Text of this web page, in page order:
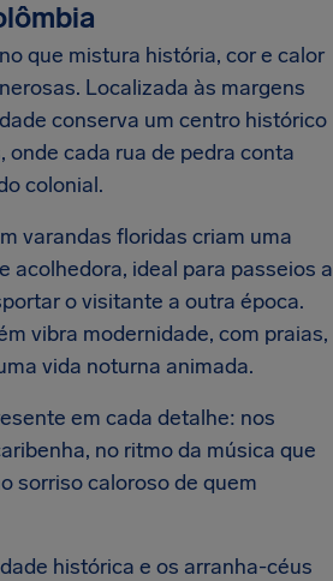
que mistura história, cor e calor
Localizada às margens
conserva um centro histórico
onde cada rua de pedra conta
colonial.
varandas floridas criam uma
acolhedora, ideal para passeios a
o visitante a outra época.
vibra modernidade, com praias,
vida noturna animada.
em cada detalhe: nos
no ritmo da música que
sorriso caloroso de quem
histórica e os arranha-céus